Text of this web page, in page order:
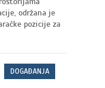
održana je
pozicije za
DOGAĐANJA